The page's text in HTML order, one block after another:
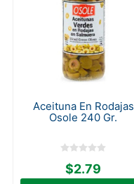
Aceituna En Rodajas
Osole 240 Gr.
$2.79